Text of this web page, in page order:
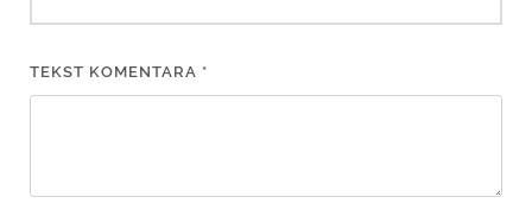
TEKST KOMENTARA *